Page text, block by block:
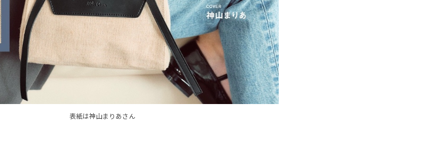
表紙は神山まりあさん